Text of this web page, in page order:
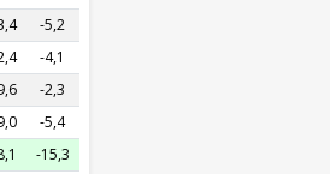
-5,2
-4,1
-2,3
-5,4
-15,3